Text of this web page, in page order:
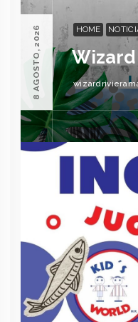
HOME
Wizard
8 AGOSTO, 2026